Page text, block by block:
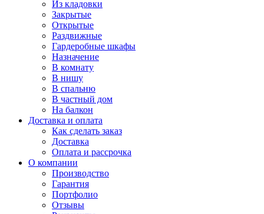
Из кладовки
Закрытые
Открытые
Раздвижные
Гардеробные шкафы
Назначение
В комнату
В нишу
В спальню
В частный дом
На балкон
Доставка и оплата
Как сделать заказ
Доставка
Оплата и рассрочка
О компании
Производство
Гарантия
Портфолио
Отзывы